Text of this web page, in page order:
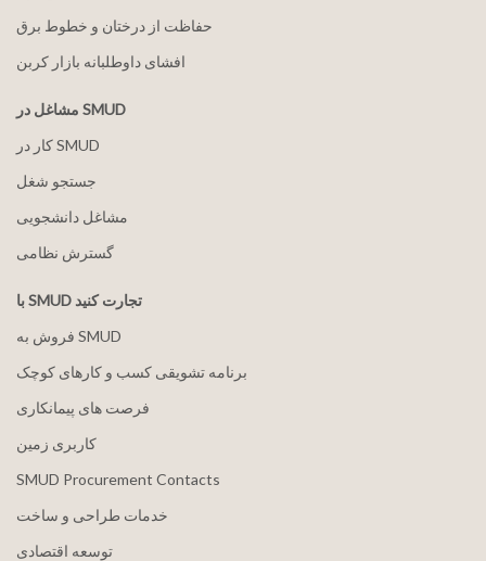
حفاظت از درختان و خطوط برق
افشای داوطلبانه بازار کربن
مشاغل در SMUD
کار در SMUD
جستجو شغل
مشاغل دانشجویی
گسترش نظامی
با SMUD تجارت کنید
فروش به SMUD
برنامه تشویقی کسب و کارهای کوچک
فرصت های پیمانکاری
کاربری زمین
SMUD Procurement Contacts
خدمات طراحی و ساخت
توسعه اقتصادی